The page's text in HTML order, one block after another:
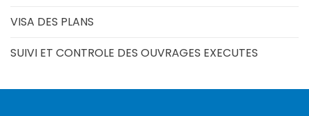
VISA DES PLANS
SUIVI ET CONTROLE DES OUVRAGES EXECUTES